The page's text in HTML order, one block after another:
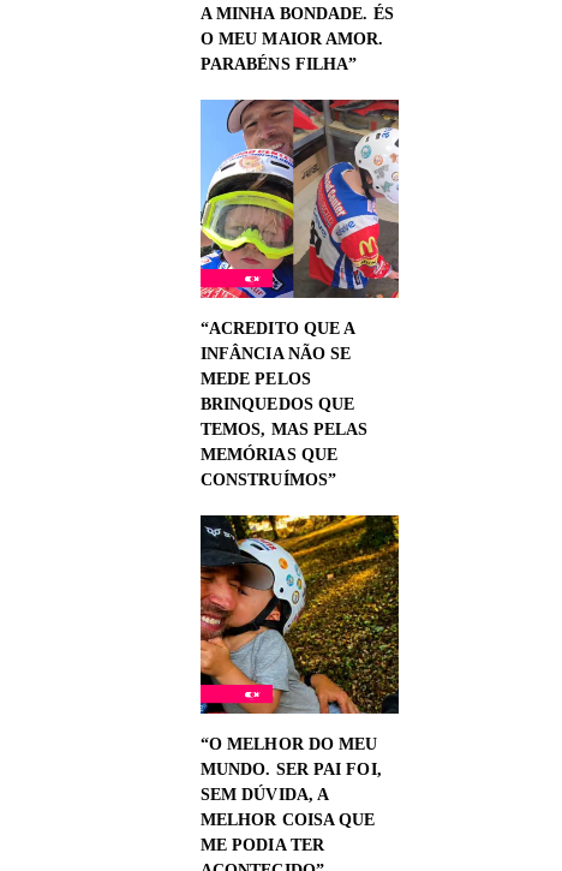
A MINHA BONDADE. ÉS
O MEU MAIOR AMOR.
PARABÉNS FILHA”
“ACREDITO QUE A
INFÂNCIA NÃO SE
MEDE PELOS
BRINQUEDOS QUE
TEMOS, MAS PELAS
MEMÓRIAS QUE
CONSTRUÍMOS”
“O MELHOR DO MEU
MUNDO. SER PAI FOI,
SEM DÚVIDA, A
MELHOR COISA QUE
ME PODIA TER